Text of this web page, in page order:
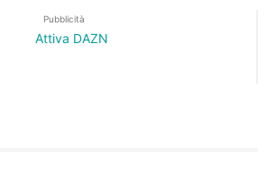
Pubblicità